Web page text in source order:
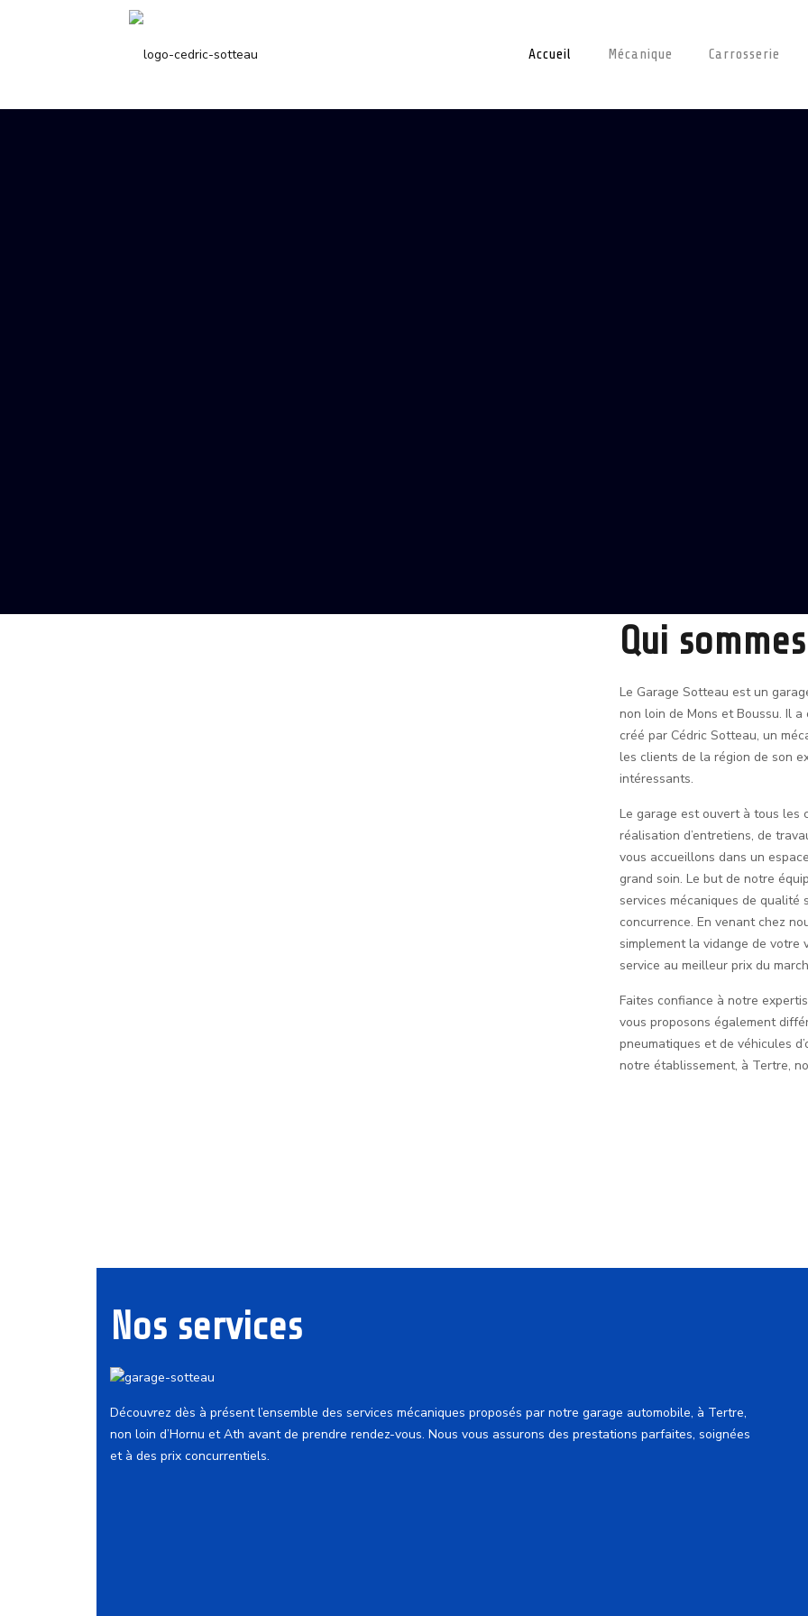
Accueil Mécanique Carrosserie
Qui
Le Garage Sotteau est un
non loin de Mons et Boussu. Il
créé par Cédric Sotteau, un
les clients de la région de son
intéressants.
Le garage est ouvert à tous les
réalisation d’entretiens, de
vous accueillons dans un
grand soin. Le but de notre
services mécaniques de
concurrence. En venant chez
simplement la vidange de
service au meilleur prix du
Faites confiance à notre
vous proposons également
pneumatiques et de véhicules
notre établissement, à Tertre,
Nos services
Découvrez dès à présent l’ensemble des services mécaniques proposés par notre garage automobile, à Tertre,
non loin d’Hornu et Ath avant de prendre rendez-vous. Nous vous assurons des prestations parfaites, soignées
et à des prix concurrentiels.